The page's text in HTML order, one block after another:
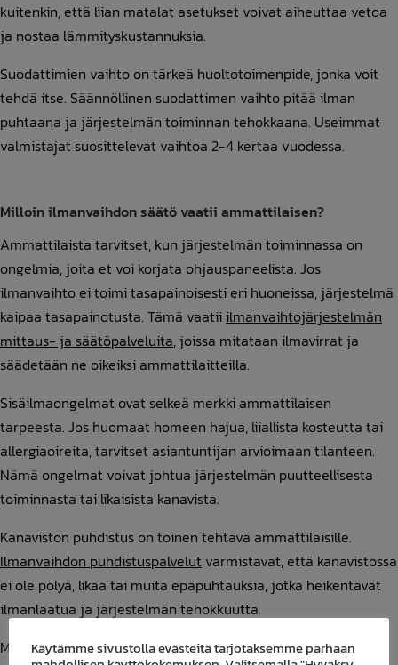
kuitenkin, että liian matalat asetukset voivat aiheuttaa vetoa
ja nostaa lämmityskustannuksia.
Suodattimien vaihto on tärkeä huoltotoimenpide, jonka voit
tehdä itse. Säännöllinen suodattimen vaihto pitää ilman
puhtaana ja järjestelmän toiminnan tehokkaana. Useimmat
valmistajat suosittelevat vaihtoa 2-4 kertaa vuodessa.
Milloin ilmanvaihdon säätö vaatii ammattilaisen?
Ammattilaista tarvitset, kun järjestelmän toiminnassa on
ongelmia, joita et voi korjata ohjauspaneelista. Jos
ilmanvaihto ei toimi tasapainoisesti eri huoneissa, järjestelmä
kaipaa tasapainotusta. Tämä vaatii ilmanvaihtojärjestelmän
mittaus- ja säätöpalveluita, joissa mitataan ilmavirrat ja
säädetään ne oikeiksi ammattilaitteilla.
Sisäilmaongelmat ovat selkeä merkki ammattilaisen
tarpeesta. Jos huomaat homeen hajua, liiallista kosteutta tai
allergiaoireita, tarvitset asiantuntijan arvioimaan tilanteen.
Nämä ongelmat voivat johtua järjestelmän puutteellisesta
toiminnasta tai likaisista kanavista.
Kanaviston puhdistus on toinen tehtävä ammattilaisille.
Ilmanvaihdon puhdistuspalvelut varmistavat, että kanavistossa
ei ole pölyä, likaa tai muita epäpuhtauksia, jotka heikentävät
ilmanlaatua ja järjestelmän tehokkuutta.
Mekaaniset viat ja epätavallinen ääntely vaativat aina
Käytämme sivustolla evästeitä tarjotaksemme parhaan